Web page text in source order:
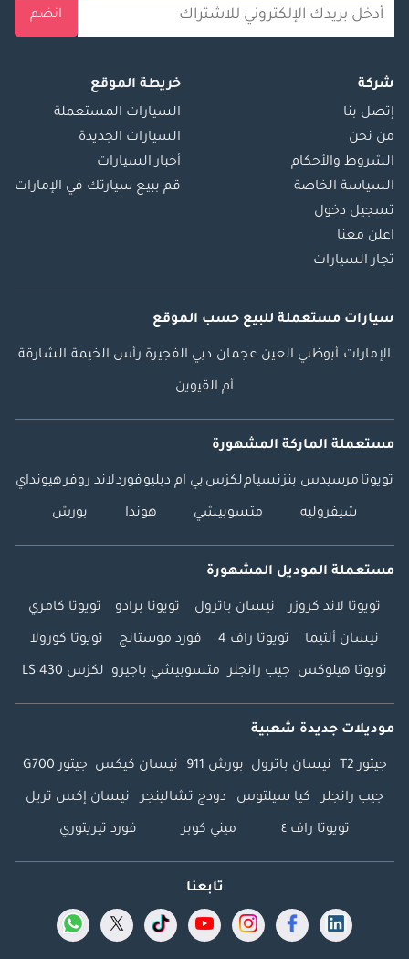
انضم
شركة
إتصل بنا
من نحن
الشروط والأحكام
السياسة الخاصة
تسجيل دخول
اعلن معنا
تجار السيارات
خريطة الموقع
السيارات المستعملة
السيارات الجديدة
أخبار السيارات
قم ببيع سيارتك في الإمارات
سيارات مستعملة للبيع حسب الموقع
الإمارات أبوظبي العين عجمان دبي الفجيرة رأس الخيمة الشارقة
أم القيوين
مستعملة الماركة المشهورة
تويوتا مرسيدس بنزنسياملكزس بي ام دبليوفوردلاند روفرهيونداي
شيفروليه متسوبيشي هوندا بورش
مستعملة الموديل المشهورة
تويوتا لاند كروزر نيسان باترول تويوتا برادو تويوتا كامري
نيسان ألتيما تويوتا راف 4 فورد موستانج تويوتا كورولا
تويوتا هيلوكس جيب رانجلر متسوبيشي باجيرو لكزس LS 430
موديلات جديدة شعبية
جيتور T2 نيسان باترول بورش 911 نيسان كيكس جيتور G700
جيب رانجلر كيا سيلتوس دودج تشالينجر نيسان إكس تريل
تويوتا راف ٤ ميني كوبر فورد تيريتوري
تابعنا